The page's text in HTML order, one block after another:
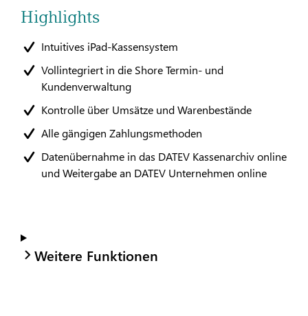
Highlights
Intuitives iPad-Kassensystem
Vollintegriert in die Shore Termin- und
Kundenverwaltung
Kontrolle über Umsätze und Warenbestände
Alle gängigen Zahlungsmethoden
Datenübernahme in das DATEV Kassenarchiv online
und Weitergabe an DATEV Unternehmen online
Weitere Funktionen